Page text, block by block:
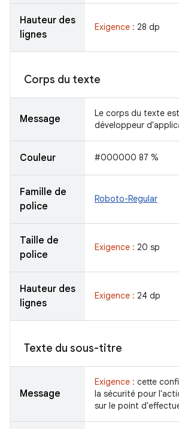
Hauteur des
lignes
Exigence : 28 dp
Corps du texte
Message
Le corps du texte
développeur
Couleur #000000 87 %
Famille de
police
Roboto-Regular
Taille de
police
Exigence : 20 sp
Hauteur des
lignes
Exigence : 24 dp
Texte du sous-titre
Message
Exigence : cette
la sécurité pour
sur le point